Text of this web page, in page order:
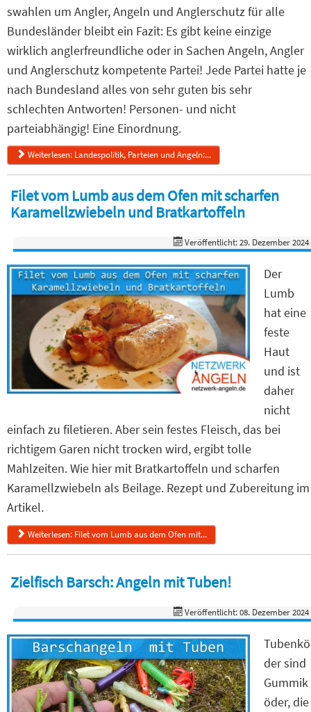
swahlen um Angler, Angeln und Anglerschutz für alle
Bundesländer bleibt ein Fazit: Es gibt keine einzige
wirklich anglerfreundliche oder in Sachen Angeln, Angler
und Anglerschutz kompetente Partei! Jede Partei hatte je
nach Bundesland alles von sehr guten bis sehr
schlechten Antworten! Personen- und nicht
parteiabhängig! Eine Einordnung.
Weiterlesen: Landespolitik, Parteien und Angeln:...
Filet vom Lumb aus dem Ofen mit scharfen
Karamellzwiebeln und Bratkartoffeln
Veröffentlicht: 29. Dezember 2024
Der
Lumb
hat eine
feste
Haut
und ist
daher
nicht
einfach zu filetieren. Aber sein festes Fleisch, das bei
richtigem Garen nicht trocken wird, ergibt tolle
Mahlzeiten. Wie hier mit Bratkartoffeln und scharfen
Karamellzwiebeln als Beilage. Rezept und Zubereitung im
Artikel.
Weiterlesen: Filet vom Lumb aus dem Ofen mit...
Zielfisch Barsch: Angeln mit Tuben!
Veröffentlicht: 08. Dezember 2024
Tubenkö
der sind
Gummik
öder, die